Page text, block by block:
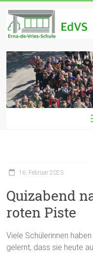
Inhalt
springen
EdVS
Erna-
de-
Vries
Realschule
16. Februar 2023
Quizabend
roten Piste
Viele Schülerinnen
gelernt, dass sie heute